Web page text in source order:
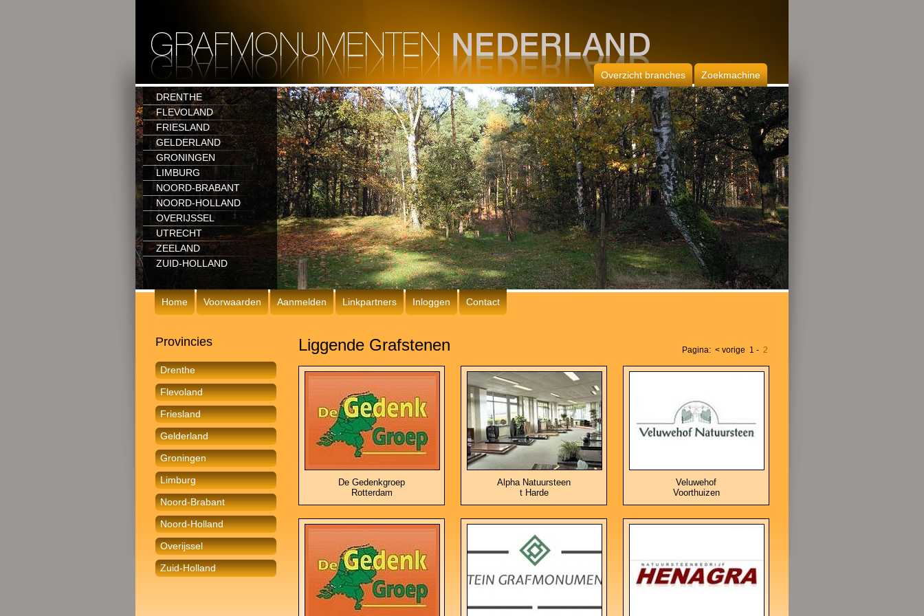
DRENTHE
FLEVOLAND
FRIESLAND
GELDERLAND
GRONINGEN
LIMBURG
NOORD-BRABANT
NOORD-HOLLAND
OVERIJSSEL
UTRECHT
ZEELAND
ZUID-HOLLAND
Overzicht branches Zoekmachine
Home Voorwaarden Aanmelden Linkpartners Inloggen Contact
Provincies
Drenthe
Flevoland
Friesland
Gelderland
Groningen
Limburg
Noord-Brabant
Noord-Holland
Overijssel
Zuid-Holland
Liggende Grafstenen Pagina: < vorige 1 - 2
De Gedenkgroep
Rotterdam
Alpha Natuursteen
t Harde
Veluwehof
Voorthuizen